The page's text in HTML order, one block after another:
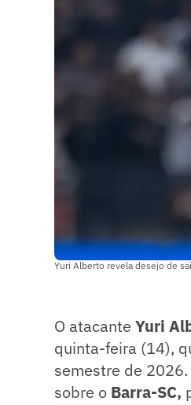
Yuri Alberto revela desejo de
O atacante Yuri
quinta-feira (14),
semestre de
sobre o Barra-SC,